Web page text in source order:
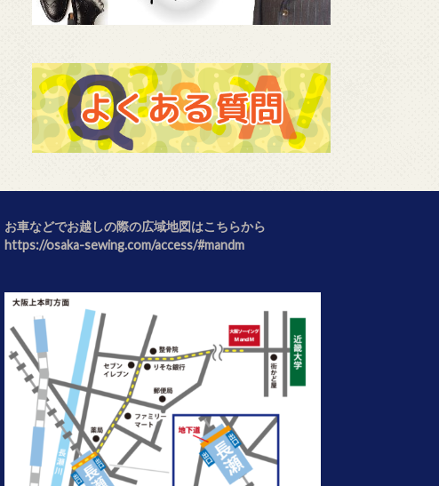
お車などでお越しの際の広域地図はこちらから
https://osaka-sewing.com/access/#mandm